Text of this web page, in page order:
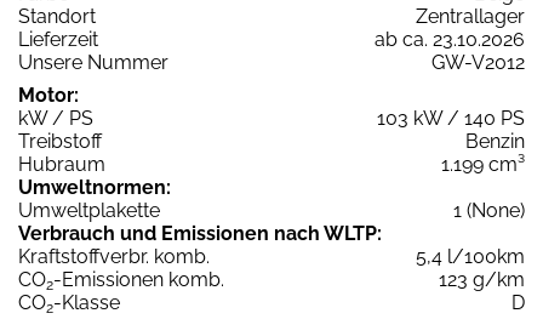
Standort
Zentrallager
Lieferzeit
ab ca. 23.10.2026
Unsere Nummer
GW-V2012
Motor:
kW / PS
103 kW / 140 PS
Treibstoff
Benzin
Hubraum
1.199 cm³
Umweltnormen:
Umweltplakette
1 (None)
Verbrauch und Emissionen nach WLTP:
Kraftstoffverbr. komb.
5,4 l/100km
CO2-Emissionen komb.
123 g/km
CO2-Klasse
D